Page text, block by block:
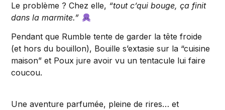
Le problème ? Chez elle, “tout c’qui bouge, ça finit
dans la marmite.”
Pendant que Rumble tente de garder la tête froide
(et hors du bouillon), Bouille s’extasie sur la “cuisine
maison” et Poux jure avoir vu un tentacule lui faire
coucou.
Une aventure parfumée, pleine de rires… et